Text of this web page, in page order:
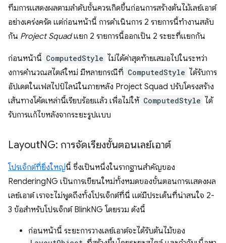
ทึมการแสดงผลตามลำดับชั้นควรเกิดขึ้นก่อนการสร้างต้นไม้เลย์เอาต์
อย่างเคร่งครัด แต่ก่อนหน้านี้ การดำเนินการ 2 รายการนี้ทำงานสลับ
กัน Project Squadแยก 2 รายการนี้ออกเป็น 2 ระยะที่แยกกัน
ก่อนหน้านี้ ComputedStyle ไม่ได้ค่าสุดท้ายเสมอไปในระหว่า
งการคํานวณสไตล์ใหม่ มีหลายกรณีที่ ComputedStyle ได้รับการ
อัปเดตในเฟสไปป์ไลน์ในภายหลัง Project Squad ปรับโครงสร้าง
เส้นทางโค้ดเหล่านี้เรียบร้อยแล้ว เพื่อไม่ให้ ComputedStyle ได้
รับการแก้ไขหลังจากระยะรูปแบบ
LayoutNG: การจัดเรียงขั้นตอนเลย์เอาต์
โปรเจ็กต์ที่ยิ่งใหญ่นี้ ซึ่งเป็นหนึ่งในรากฐานสำคัญของ
RenderingNG เป็นการเขียนใหม่ทั้งหมดของขั้นตอนการแสดงผล
เลย์เอาต์ เราจะไม่พูดถึงทั้งโปรเจ็กต์ที่นี่ แต่มีประเด็นที่น่าสนใจ 2-
3 ข้อสำหรับโปรเจ็กต์ BlinkNG โดยรวม ดังนี้
ก่อนหน้านี้ ระยะการวางเลย์เอาต์จะได้รับต้นไม้ของ